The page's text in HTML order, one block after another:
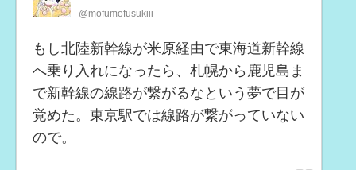
@mofumofusukiii
もし北陸新幹線が米原経由で東海道新幹線
へ乗り入れになったら、札幌から鹿児島ま
で新幹線の線路が繋がるなという夢で目が
覚めた。東京駅では線路が繋がっていない
ので。